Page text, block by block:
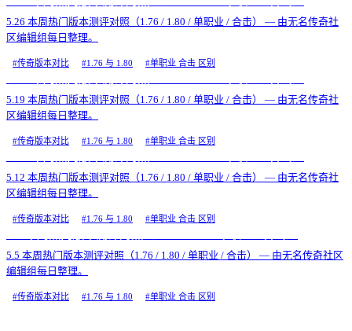
5.26 本周热门版本测评对照（1.76 / 1.80 / 单职业 / 合击） — 由无名传奇社
区编辑组每日整理。
#传奇版本对比 #1.76 与 1.80 #单职业 合击 区别
5.19 本周热门版本测评对照（1.76 / 1.80 / 单职业 / 合击） — 由无名传奇社
区编辑组每日整理。
#传奇版本对比 #1.76 与 1.80 #单职业 合击 区别
5.12 本周热门版本测评对照（1.76 / 1.80 / 单职业 / 合击） — 由无名传奇社
区编辑组每日整理。
#传奇版本对比 #1.76 与 1.80 #单职业 合击 区别
5.5 本周热门版本测评对照（1.76 / 1.80 / 单职业 / 合击） — 由无名传奇社区
编辑组每日整理。
#传奇版本对比 #1.76 与 1.80 #单职业 合击 区别